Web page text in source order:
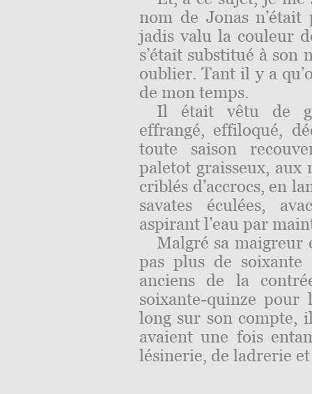
nom de Jonas
jadis valu la couleur
s’était substitué à son
oublier. Tant il y a
de mon temps.
Il était vêtu de
effrangé, effiloqué,
toute saison
paletot graisseux, aux
criblés d’accrocs, en
savates éculées,
aspirant l’eau par
Malgré sa
pas plus de soixante
anciens de la
soixante-quinze
long sur son compte,
avaient une fois
lésinerie, de ladrerie